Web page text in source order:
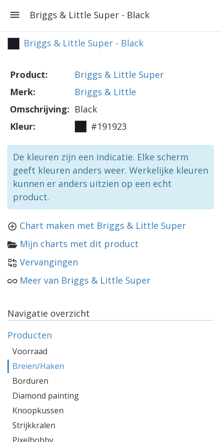
Briggs & Little Super - Black
Briggs & Little Super - Black
Product:
Briggs & Little Super
Merk:
Briggs & Little
Omschrijving: Black
Kleur:
#191923
De kleuren zijn een indicatie. Elke scherm
geeft kleuren anders weer. Werkelijke kleuren
kunnen er anders uitzien op een echt
product.
Chart maken met Briggs & Little Super
Mijn charts met dit product
Vervangingen
Meer van Briggs & Little Super
Navigatie overzicht
Producten
Voorraad
Breien/Haken
Borduren
Diamond painting
Knoopkussen
Strijkkralen